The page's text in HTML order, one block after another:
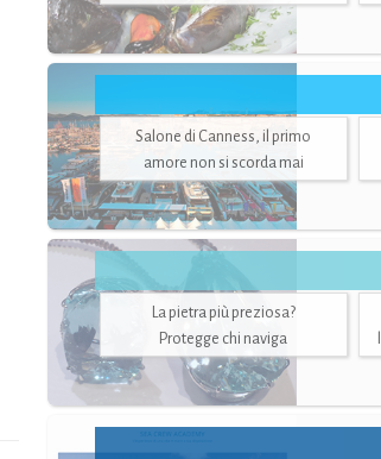
Salone di Canness, il primo
amore non si scorda mai
La pietra più preziosa?
Protegge chi naviga